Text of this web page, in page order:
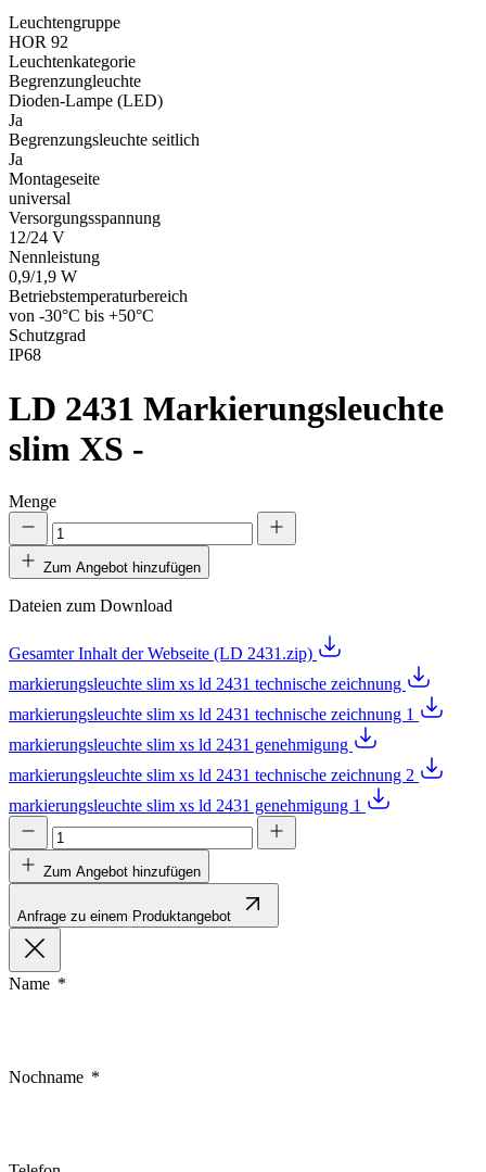
Leuchtengruppe
HOR 92
Leuchtenkategorie
Begrenzungleuchte
Dioden-Lampe (LED)
Ja
Begrenzungsleuchte seitlich
Ja
Montageseite
universal
Versorgungsspannung
12/24 V
Nennleistung
0,9/1,9 W
Betriebstemperaturbereich
von -30°C bis +50°C
Schutzgrad
IP68
LD 2431 Markierungsleuchte
slim XS -
Menge
Zum Angebot hinzufügen
Dateien zum Download
Gesamter Inhalt der Webseite (LD 2431.zip)
markierungsleuchte slim xs ld 2431 technische zeichnung
markierungsleuchte slim xs ld 2431 technische zeichnung 1
markierungsleuchte slim xs ld 2431 genehmigung
markierungsleuchte slim xs ld 2431 technische zeichnung 2
markierungsleuchte slim xs ld 2431 genehmigung 1
Zum Angebot hinzufügen
Anfrage zu einem Produktangebot
Name
Nochname